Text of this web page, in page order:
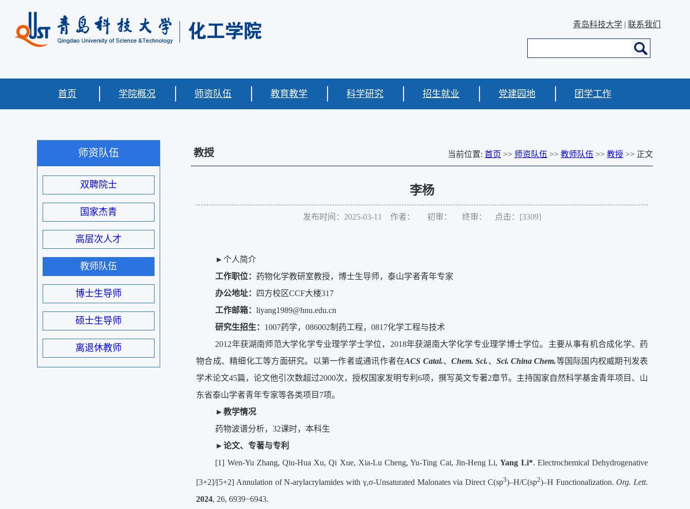
青岛科技大学 | 联系我们
首页 学院概况 师资队伍 教育教学 科学研究 招生就业 党建园地 团学工作
师资队伍
双聘院士
国家杰青
高层次人才
教师队伍
博士生导师
硕士生导师
离退休教师
教授 当前位置: 首页 >> 师资队伍 >> 教师队伍 >> 教授 >> 正文
李杨
发布时间：2025-03-11 作者： 初审： 终审： 点击：[3309]
►个人简介
工作职位： 药物化学教研室教授，博士生导师，泰山学者青年专家
办公地址： 四方校区CCF大楼317
工作邮箱：liyang1989@hnu.edu.cn
研究生招生 ： 1007药学，086002制药工程，0817化学工程与技术
2012年获湖南师范大学化学专业理学学士学位，2018年获湖南大学化学专业理学博士学位。主要从事有机合成化学、药
物合成、精细化工等方面研究。以第一作者或通讯作者在ACS Catal.、 Chem. Sci.、 Sci. China Chem.等国际国内权威期刊发表
学术论文45篇，论文他引次数超过2000次，授权国家发明专利6项，撰写英文专著2章节。主持国家自然科学基金青年项目、山
东省泰山学者青年专家等各类项目7项。
►教学情况
药物波谱分析，32课时，本科生
►论文、专著与专利
[1] Wen-Yu Zhang, Qiu-Hua Xu, Qi Xue, Xia-Lu Cheng, Yu-Ting Cai, Jin-Heng Li,Yang Li*. Electrochemical Dehydrogenative
[3+2]/[5+2] Annulation of N-arylacrylamides with γ,σ-Unsaturated Malonates via Direct C(sp3)–H/C(sp2)–H Functionalization.Org. Lett.
2024, 26, 6939−6943.